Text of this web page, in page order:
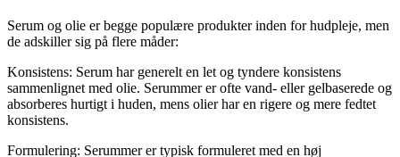
Serum og olie er begge populære produkter inden for hudpleje, men
de adskiller sig på flere måder:
Konsistens: Serum har generelt en let og tyndere konsistens
sammenlignet med olie. Serummer er ofte vand- eller gelbaserede og
absorberes hurtigt i huden, mens olier har en rigere og mere fedtet
konsistens.
Formulering: Serummer er typisk formuleret med en høj